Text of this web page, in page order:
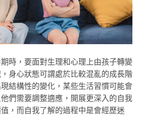
時，要面對生理和心理上由孩子轉變
身心狀態可謂處於比較混亂的成長階
結構性的變化，某些生活習慣可能會
們需要調整適應，開展更深入的自我
，而自我了解的過程中是會經歷迷